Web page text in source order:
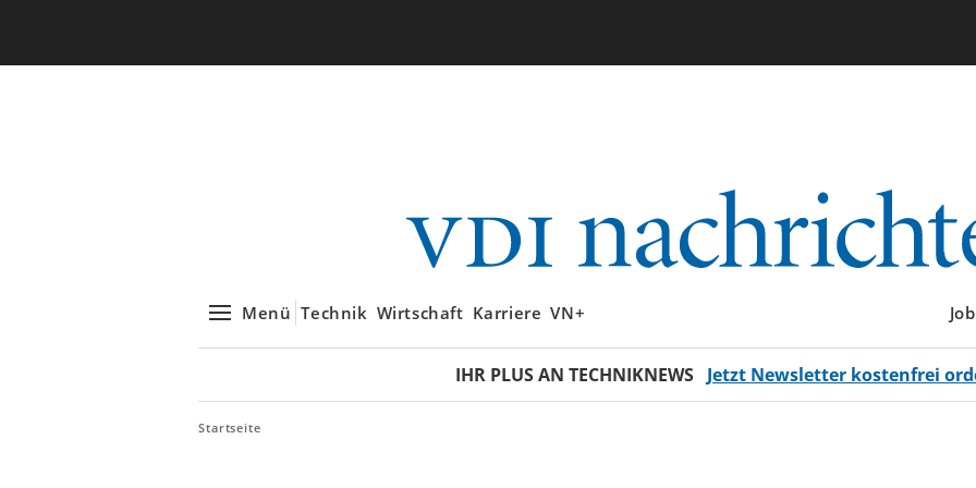
Menü Technik Wirtschaft Karriere VN+
IHR PLUS AN TECHNIKNEWS Jetzt Newsletter kostenfrei
Startseite